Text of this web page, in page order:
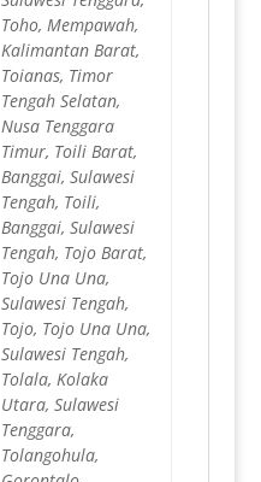
Toho, Mempawah,
Kalimantan Barat,
Toianas, Timor
Tengah Selatan,
Nusa Tenggara
Timur, Toili Barat,
Banggai, Sulawesi
Tengah, Toili,
Banggai, Sulawesi
Tengah, Tojo Barat,
Tojo Una Una,
Sulawesi Tengah,
Tojo, Tojo Una Una,
Sulawesi Tengah,
Tolala, Kolaka
Utara, Sulawesi
Tenggara,
Tolangohula,